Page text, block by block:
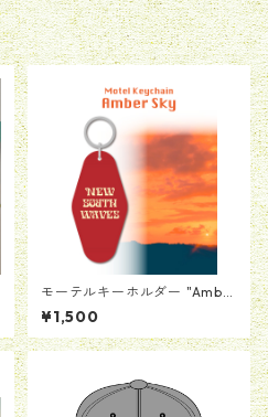
モーテルキーホルダー "Ambe
r Sky"
¥1,500